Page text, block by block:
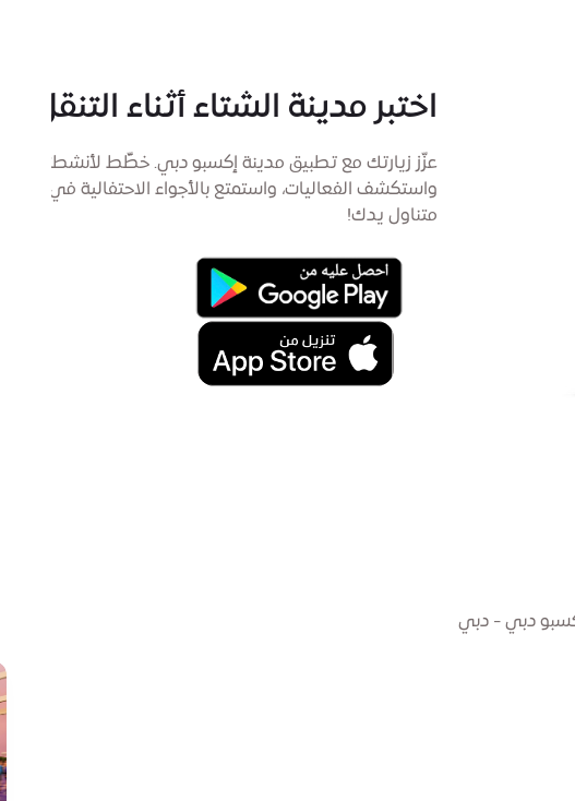
اختبر مدينة الشتاء أثناء التنقل
عزّز زيارتك مع تطبيق مدينة إكسبو دبي. خطِّط لأنشطتك،
واستكشف الفعاليات، واستمتع بالأجواء الاحتفالية في
متناول يدك!